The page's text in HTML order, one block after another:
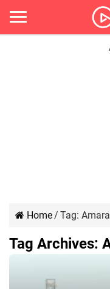
Home/ Tag:
Tag Archives: